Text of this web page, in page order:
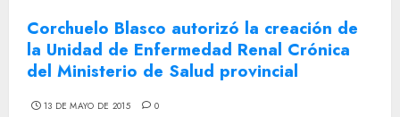
Corchuelo Blasco autorizó la creación de
la Unidad de Enfermedad Renal Crónica
del Ministerio de Salud provincial
13 DE MAYO DE 2015 0